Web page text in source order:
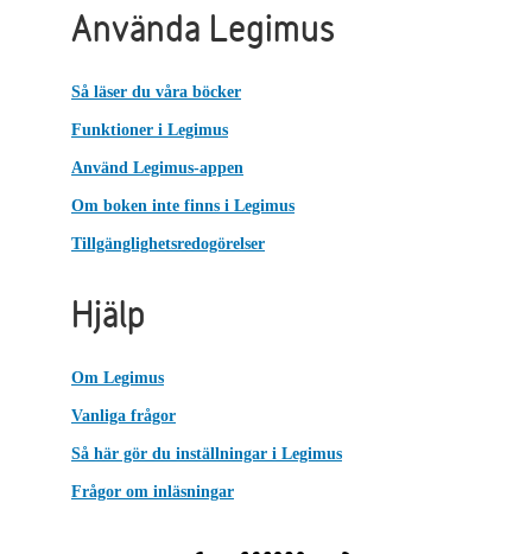
Använda Legimus
Så läser du våra böcker
Funktioner i Legimus
Använd Legimus-appen
Om boken inte finns i Legimus
Tillgänglighetsredogörelser
Hjälp
Om Legimus
Vanliga frågor
Så här gör du inställningar i Legimus
Frågor om inläsningar